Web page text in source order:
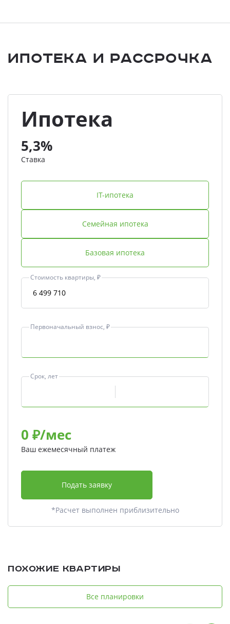
Ипотека и Рассрочка
Ипотека
5,3%
Ставка
IT-ипотека
Семейная ипотека
Базовая ипотека
Стоимость квартиры, ₽
Первоначальный взнос, ₽
Срок, лет
0 ₽/мес
Ваш ежемесячный платеж
Подать заявку
*Расчет выполнен приблизительно
Похожие квартиры
Все планировки